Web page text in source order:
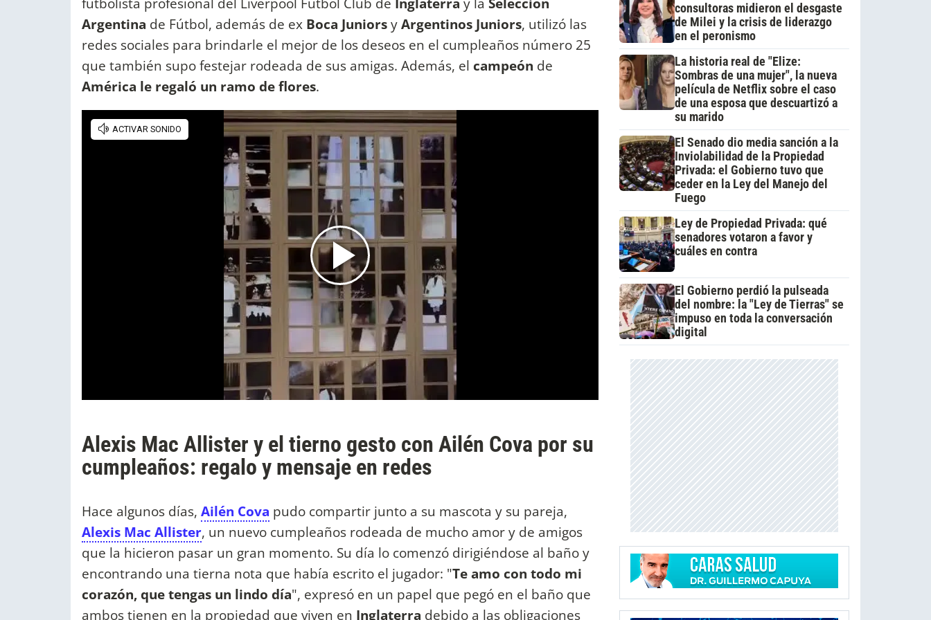
Argentina de Fútbol, además de ex Boca JuniorsyArgentinos Juniors, utilizó las
redes sociales para brindarle el mejor de los deseos en el cumpleaños número 25
que también supo festejar rodeada de sus amigas. Además, el campeón de
América le regaló un ramo de flores.
Alexis Mac Allister y el tierno gesto con Ailén Cova por su
cumpleaños: regalo y mensaje en redes
Hace algunos días, Ailén Cova pudo compartir junto a su mascota y su pareja,
Alexis Mac Allister, un nuevo cumpleaños rodeada de mucho amor y de amigos
que la hicieron pasar un gran momento. Su día lo comenzó dirigiéndose al baño y
encontrando una tierna nota que había escrito el jugador: "Te amo con todo mi
corazón, que tengas un lindo día", expresó en un papel que pegó en el baño que
ambos tienen en la propiedad que viven en Inglaterra debido a las obligaciones
consultoras midieron el desgaste
de Milei y la crisis de liderazgo
en el peronismo
La historia real de "Elize:
Sombras de una mujer", la nueva
película de Netflix sobre el caso
de una esposa que descuartizó a
su marido
El Senado dio media sanción a la
Inviolabilidad de la Propiedad
Privada: el Gobierno tuvo que
ceder en la Ley del Manejo del
Fuego
Ley de Propiedad Privada: qué
senadores votaron a favor y
cuáles en contra
El Gobierno perdió la pulseada
del nombre: la "Ley de Tierras" se
impuso en toda la conversación
digital